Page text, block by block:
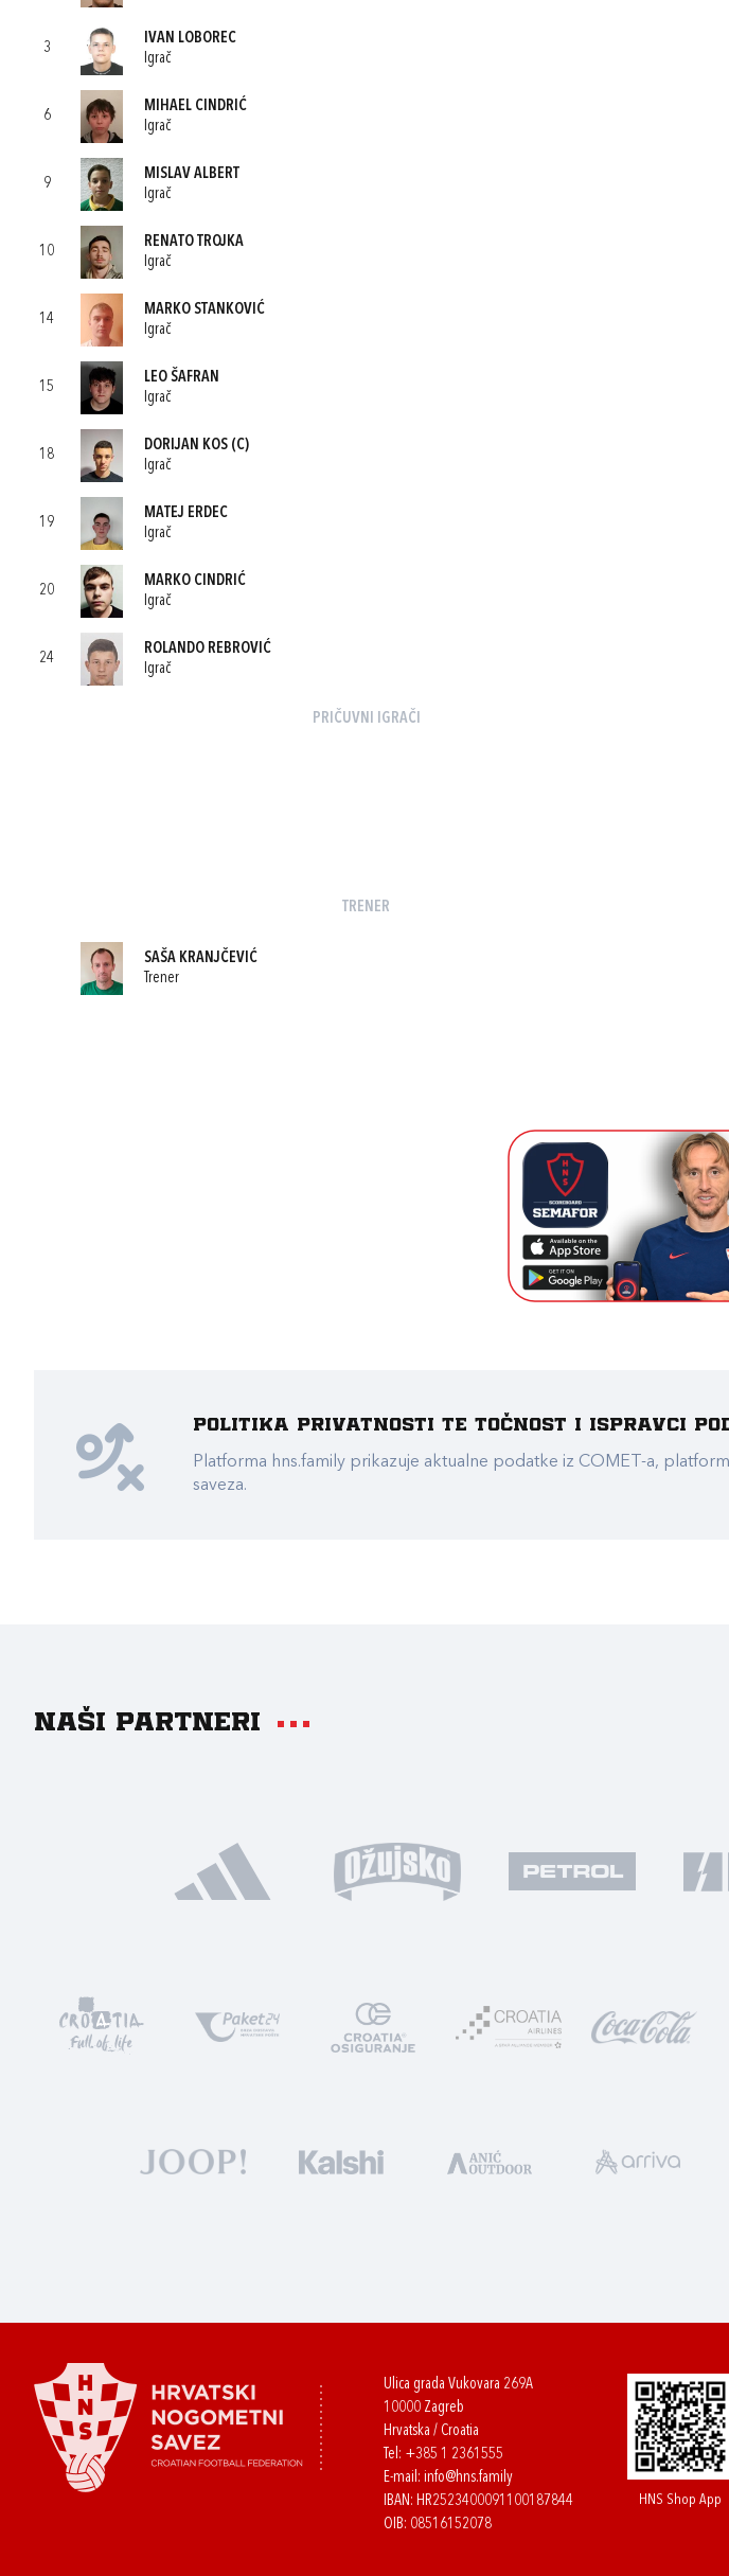
3
IVAN LOBOREC
Igrač
6
MIHAEL CINDRIĆ
Igrač
9
MISLAV ALBERT
Igrač
10
RENATO TROJKA
Igrač
14
MARKO STANKOVIĆ
Igrač
15
LEO ŠAFRAN
Igrač
18
DORIJAN KOS (C)
Igrač
19
MATEJ ERDEC
Igrač
20
MARKO CINDRIĆ
Igrač
24
ROLANDO REBROVIĆ
Igrač
PRIČUVNI IGRAČI
TRENER
SAŠA KRANJČEVIĆ
Trener
Politika privatnosti te točnost i ispravci
Platforma hns.family prikazuje aktualne podatke iz COMET-a,
saveza.
Naši partneri
Ulica grada Vukovara 269A
10000 Zagreb
Hrvatska / Croatia
Tel: +385 1 2361555
E-mail: info@hns.family
IBAN: HR2523400091100187844
OIB: 08516152078
HNS Shop App